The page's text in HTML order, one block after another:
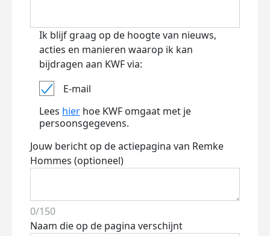
Ik blijf graag op de hoogte van nieuws,
acties en manieren waarop ik kan
bijdragen aan KWF via:
E-mail
Lees hier hoe KWF omgaat met je
persoonsgegevens.
Jouw bericht op de actiepagina van Remke
Hommes (optioneel)
0/150
Naam die op de pagina verschijnt